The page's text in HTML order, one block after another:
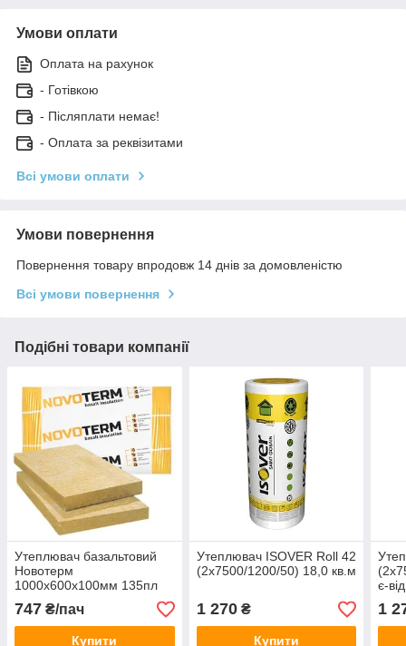
Умови оплати
Оплата на рахунок
- Готівкою
- Післяплати немає!
- Оплата за реквізитами
Всі умови оплати
Умови повернення
Повернення товару впродовж 14 днів за домовленістю
Всі умови повернення
Подібні товари компанії
Утеплювач базальтовий
Новотерм
1000х600х100мм 135пл
(1,2 м кв)
747 ₴/пач
Купити
Утеплювач ISOVER Roll 42
(2х7500/1200/50) 18,0 кв.м
1 270₴
Купити
є-
1